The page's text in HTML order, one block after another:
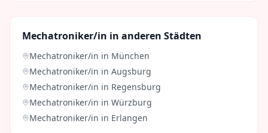
Mechatroniker/in in anderen Städten
Mechatroniker/in in München
Mechatroniker/in in Augsburg
Mechatroniker/in in Regensburg
Mechatroniker/in in Würzburg
Mechatroniker/in in Erlangen